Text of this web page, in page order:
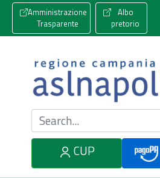
Amministrazione
Trasparente
Albo
pretorio
Cerca nel sito
CUP